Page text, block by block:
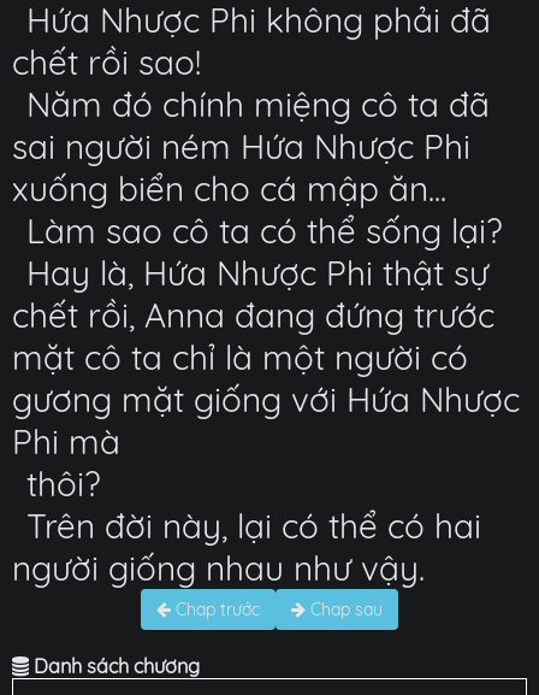
Hứa Nhược Phi không phải đã
chết rồi sao!
Năm đó chính miệng cô ta đã
sai người ném Hứa Nhược Phi
xuống biển cho cá mập ăn...
Làm sao cô ta có thể sống lại?
Hay là, Hứa Nhược Phi thật sự
chết rồi, Anna đang đứng trước
mặt cô ta chỉ là một người có
gương mặt giống với Hứa Nhược
Phi mà
thôi?
Trên đời này, lại có thể có hai
người giống nhau như vậy.
Chap trước Chap sau
Danh sách chương